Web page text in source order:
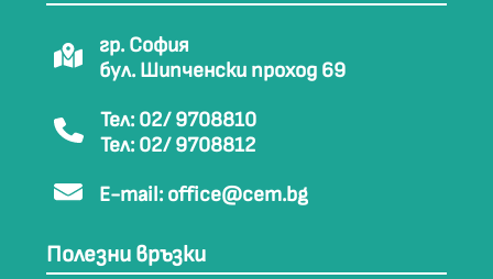
гр. София
бул. Шипченски проход 69
Тел: 02/ 9708810
Тел: 02/ 9708812
E-mail: office@cem.bg
Полезни връзки